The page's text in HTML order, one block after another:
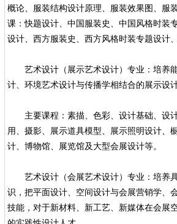
概论、服装结构设计原理、服装效果图、服
课：快题设计、中国服装史、中国风格时装
设计、西方服装史、西方风格时装专题设计
艺术设计（展示艺术设计）专业：培养能
计、环境艺术设计与传播学相结合的展示设
主要课程：素描、色彩、设计基础、设计
用、摄影、展示道具模型、展示照明设计、
计、博物馆、展览馆及大型会展设计等。
艺术设计（会展艺术设计）专业：培养具
识，把平面设计、空间设计与会展营销学、
技能，对于新材料、新工艺、新媒体在会展